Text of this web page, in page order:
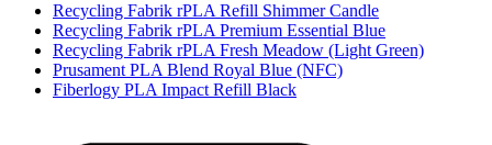
Recycling Fabrik rPLA Refill Shimmer Candle
Recycling Fabrik rPLA Premium Essential Blue
Recycling Fabrik rPLA Fresh Meadow (Light Green)
Prusament PLA Blend Royal Blue (NFC)
Fiberlogy PLA Impact Refill Black